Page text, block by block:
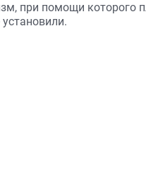
при помощи которого